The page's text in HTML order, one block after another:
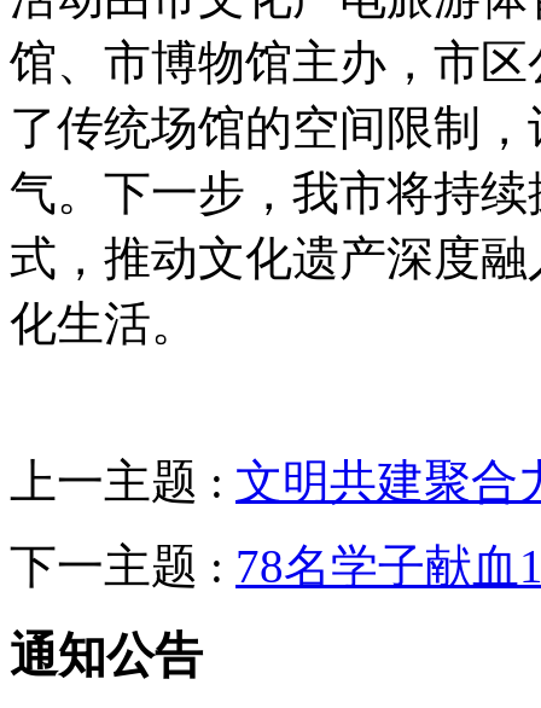
馆、市博物馆主办，市
了传统场馆的空间限制
气。下一步，我市将持
式，推动文化遗产深度
化生活。
上一主题 : 文明共建聚合
下一主题 : 78名学子献血
通知公告